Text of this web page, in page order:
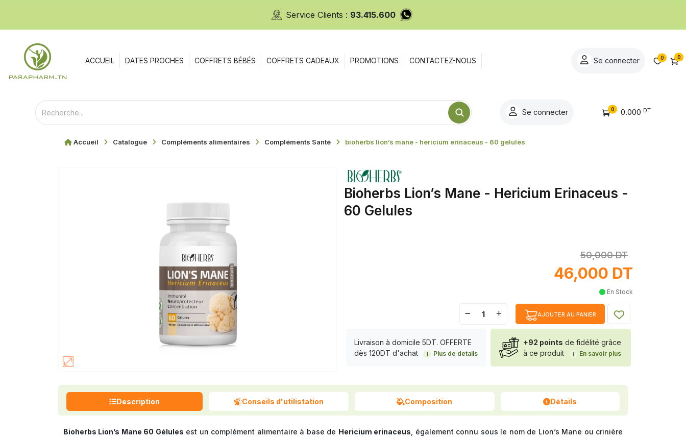
Service Clients : 93.415.600
ACCUEIL DATES PROCHES COFFRETS BÉBÉS COFFRETS CADEAUX PROMOTIONS CONTACTEZ-NOUS Se connecter 0 0
Se connecter 0 0.000 DT
Accueil Catalogue Compléments alimentaires Compléments Santé bioherbs lion’s mane - hericium erinaceus - 60 gelules
Bioherbs Lion’s Mane - Hericium Erinaceus -
60 Gelules
50,000 DT
46,000 DT
En Stock
AJOUTER AU PANIER
Livraison à domicile 5DT. OFFERTE
dès 120DT d'achat
i Plus de details
+92 points de fidélité grâce
à ce produit
i En savoir plus
Description Conseils d'utilistation Composition Détails
Bioherbs Lion’s Mane 60 Gélules est un complément alimentaire à base de Hericium erinaceus, également connu sous le nom de Lion’s Mane ou crinière